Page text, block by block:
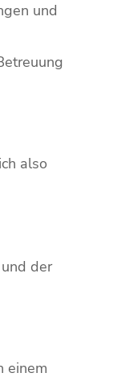
und
also
der
einem